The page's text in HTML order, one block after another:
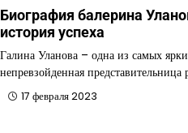
Биография балерина
история успеха
Галина Уланова – одна из самых
непревзойденная представительница
17 февраля 2023